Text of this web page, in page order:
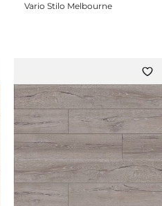
Vario Stilo Melbourne